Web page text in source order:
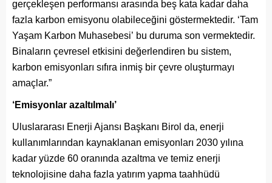
gerçekleşen performansı arasında beş kata kadar daha
fazla karbon emisyonu olabileceğini göstermektedir. ‘Tam
Yaşam Karbon Muhasebesi’ bu duruma son vermektedir.
Binaların çevresel etkisini değerlendiren bu sistem,
karbon emisyonları sıfıra inmiş bir çevre oluşturmayı
amaçlar.”
‘Emisyonlar azaltılmalı’
Uluslararası Enerji Ajansı Başkanı Birol da, enerji
kullanımlarından kaynaklanan emisyonları 2030 yılına
kadar yüzde 60 oranında azaltma ve temiz enerji
teknolojisine daha fazla yatırım yapma taahhüdü